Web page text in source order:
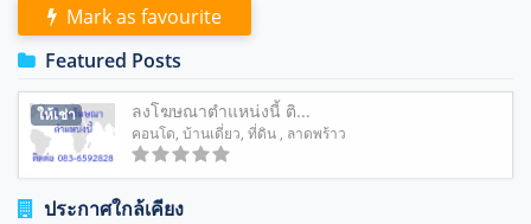
Mark as favourite
Featured Posts
ให้เช่า ลงโฆษณาตำแหน่งนี้ ติ...
คอนโด, บ้านเดี่ยว, ที่ดิน , ลาดพร้าว
ประกาศใกล้เคียง